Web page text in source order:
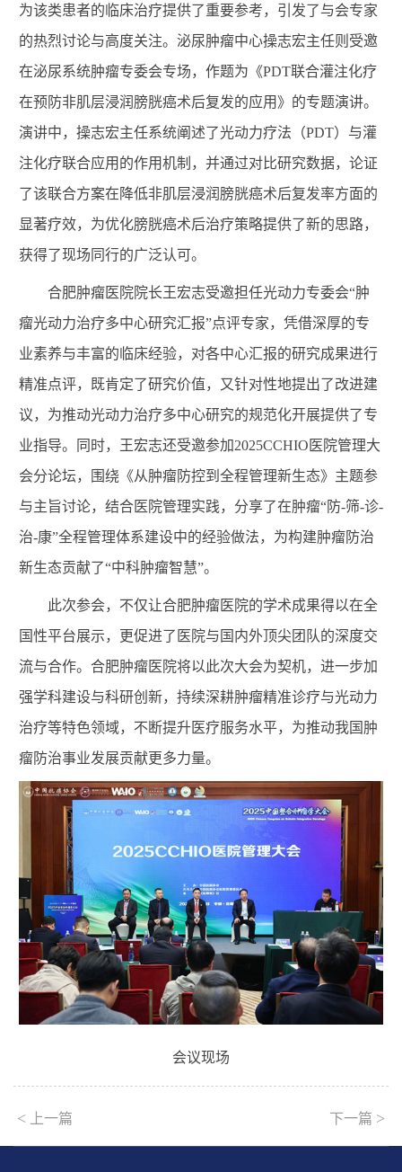
为该类患者的临床治疗提供了重要参考，引发了与会专家
的热烈讨论与高度关注。泌尿肿瘤中心操志宏主任则受邀
在泌尿系统肿瘤专委会专场，作题为《PDT联合灌注化疗
在预防非肌层浸润膀胱癌术后复发的应用》的专题演讲。
演讲中，操志宏主任系统阐述了光动力疗法（PDT）与灌
注化疗联合应用的作用机制，并通过对比研究数据，论证
了该联合方案在降低非肌层浸润膀胱癌术后复发率方面的
显著疗效，为优化膀胱癌术后治疗策略提供了新的思路，
获得了现场同行的广泛认可。
合肥肿瘤医院院长王宏志受邀担任光动力专委会“肿
瘤光动力治疗多中心研究汇报”点评专家，凭借深厚的专
业素养与丰富的临床经验，对各中心汇报的研究成果进行
精准点评，既肯定了研究价值，又针对性地提出了改进建
议，为推动光动力治疗多中心研究的规范化开展提供了专
业指导。同时，王宏志还受邀参加2025CCHIO医院管理大
会分论坛，围绕《从肿瘤防控到全程管理新生态》主题参
与主旨讨论，结合医院管理实践，分享了在肿瘤“防-筛-诊-
治-康”全程管理体系建设中的经验做法，为构建肿瘤防治
新生态贡献了“中科肿瘤智慧”。
此次参会，不仅让合肥肿瘤医院的学术成果得以在全
国性平台展示，更促进了医院与国内外顶尖团队的深度交
流与合作。合肥肿瘤医院将以此次大会为契机，进一步加
强学科建设与科研创新，持续深耕肿瘤精准诊疗与光动力
治疗等特色领域，不断提升医疗服务水平，为推动我国肿
瘤防治事业发展贡献更多力量。
会议现场
< 上一篇 下一篇 >